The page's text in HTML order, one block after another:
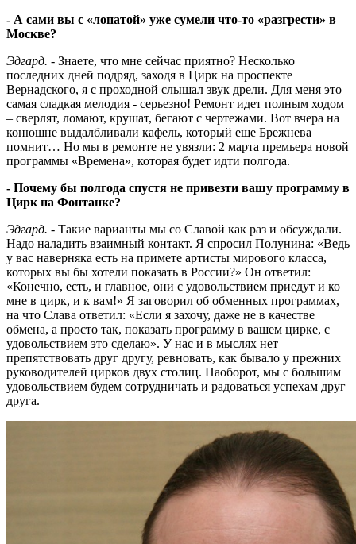
- А сами вы с «лопатой» уже сумели что-то «разгрести» в
Москве?
Эдгард. - Знаете, что мне сейчас приятно? Несколько
последних дней подряд, заходя в Цирк на проспекте
Вернадского, я с проходной слышал звук дрели. Для меня это
самая сладкая мелодия - серьезно! Ремонт идет полным ходом
– сверлят, ломают, крушат, бегают с чертежами. Вот вчера на
конюшне выдалбливали кафель, который еще Брежнева
помнит… Но мы в ремонте не увязли: 2 марта премьера новой
программы «Времена», которая будет идти полгода.
- Почему бы полгода спустя не привезти вашу программу в
Цирк на Фонтанке?
Эдгард. - Такие варианты мы со Славой как раз и обсуждали.
Надо наладить взаимный контакт. Я спросил Полунина: «Ведь
у вас наверняка есть на примете артисты мирового класса,
которых вы бы хотели показать в России?» Он ответил:
«Конечно, есть, и главное, они с удовольствием приедут и ко
мне в цирк, и к вам!» Я заговорил об обменных программах,
на что Слава ответил: «Если я захочу, даже не в качестве
обмена, а просто так, показать программу в вашем цирке, с
удовольствием это сделаю». У нас и в мыслях нет
препятствовать друг другу, ревновать, как бывало у прежних
руководителей цирков двух столиц. Наоборот, мы с большим
удовольствием будем сотрудничать и радоваться успехам друг
друга.